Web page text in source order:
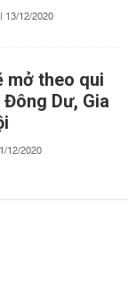
13/12/2020
mở theo qui
Dư, Gia
12/2020